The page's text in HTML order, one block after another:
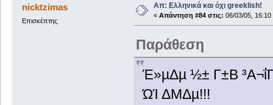
nicktzimas
Επισκέπτης
Απ: Ελληνικά και όχι greeklish!
« Απάντηση #84 στις: 06/03/05, 16:10
Παράθεση
Έ­»µΔµ ½± Γ±Β
ΏΊ ΔΜΔµ!!!